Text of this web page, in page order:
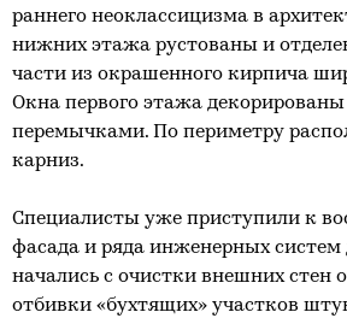
раннего неоклассицизма в
нижних этажа рустованы и
части из окрашенного кирпича
Окна первого этажа
перемычками. По периметру
карниз.
Специалисты уже приступили к
фасада и ряда инженерных
начались с очистки внешних стен
отбивки «бухтящих» участков